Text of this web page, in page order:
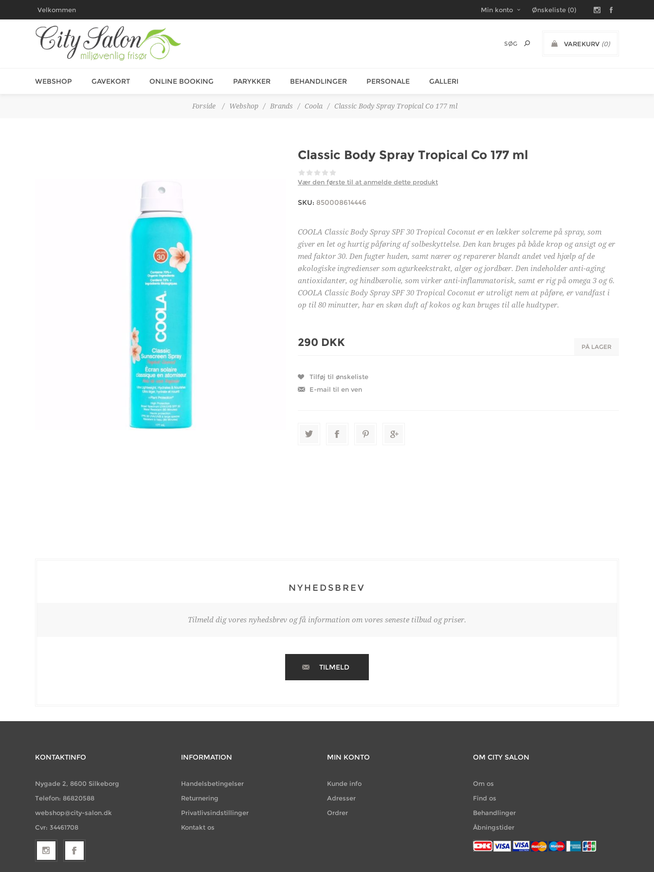
Velkommen Min konto Ønskeliste (0)
VAREKURV (0)
WEBSHOP GAVEKORT ONLINE BOOKING PARYKKER BEHANDLINGER PERSONALE GALLERI
Forside / Webshop / Brands / Coola / Classic Body Spray Tropical Co 177 ml
Classic Body Spray Tropical Co 177 ml
Vær den første til at anmelde dette produkt
SKU: 850008614446
COOLA Classic Body Spray SPF 30 Tropical Coconut er en lækker solcreme på spray, som
giver en let og hurtig påføring af solbeskyttelse. Den kan bruges på både krop og ansigt og er
med faktor 30. Den fugter huden, samt nærer og reparerer blandt andet ved hjælp af de
økologiske ingredienser som agurkeekstrakt, alger og jordbær. Den indeholder anti-aging
antioxidanter, og hindbærolie, som virker anti-inflammatorisk, samt er rig på omega 3 og 6.
COOLA Classic Body Spray SPF 30 Tropical Coconut er utroligt nem at påføre, er vandfast i
op til 80 minutter, har en skøn duft af kokos og kan bruges til alle hudtyper.
290 DKK PÅ LAGER
NYHEDSBREV
Tilmeld dig vores nyhedsbrev og få information om vores seneste tilbud og priser.
TILMELD
KONTAKTINFO
Nygade 2, 8600 Silkeborg
Telefon: 86820588
webshop@city-salon.dk
Cvr: 34461708
INFORMATION
Handelsbetingelser
Returnering
Privatlivsindstillinger
Kontakt os
MIN KONTO
Kunde info
Adresser
Ordrer
OM CITY SALON
Om os
Find os
Behandlinger
Åbningstider